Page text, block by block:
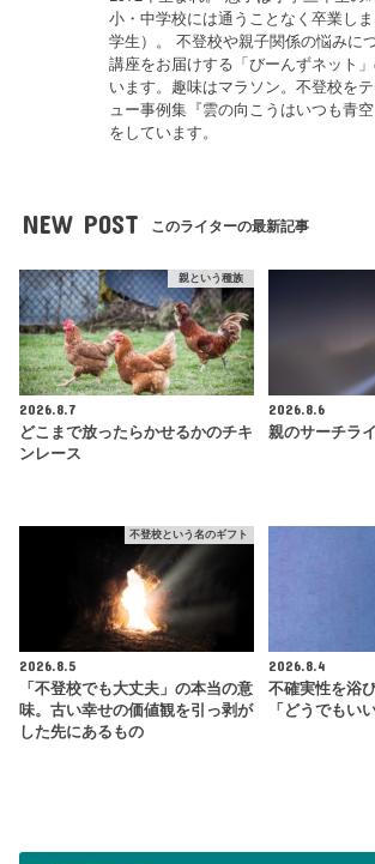
小・中学校には通うことなく卒業し
学生）。 不登校や親子関係の悩みに
講座をお届けする「びーんずネット
います。趣味はマラソン。不登校を
ュー事例集『雲の向こうはいつも青
をしています。
NEW POST このライターの最新記事
親という種族
2026.8.7
どこまで放ったらかせるかのチキ
ンレース
2026.8.6
親のサーチラ
不登校という名のギフト
2026.8.5
「不登校でも大丈夫」の本当の意
味。古い幸せの価値観を引っ剥が
した先にあるもの
2026.8.4
不確実性を浴
「どうでもい